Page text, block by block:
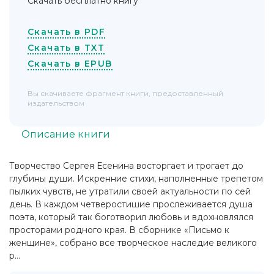
Творчество Сергея Есенина восторгает и трогает до
глубины души. Искренние стихи, наполненные трепетом
пылких чувств, не утратили своей актуальности по сей
день. В каждом четверостишие прослеживается душа
поэта, который так боготворил любовь и вдохновлялся
просторами родного края. В сборнике «Письмо к
женщине», собрано все творческое наследие великого
р...
Описание книги
Скачать в PDF
Скачать в TXT
Скачать в EPUB
Вы скачиваете фрагмент книги, предоставленный
издательством